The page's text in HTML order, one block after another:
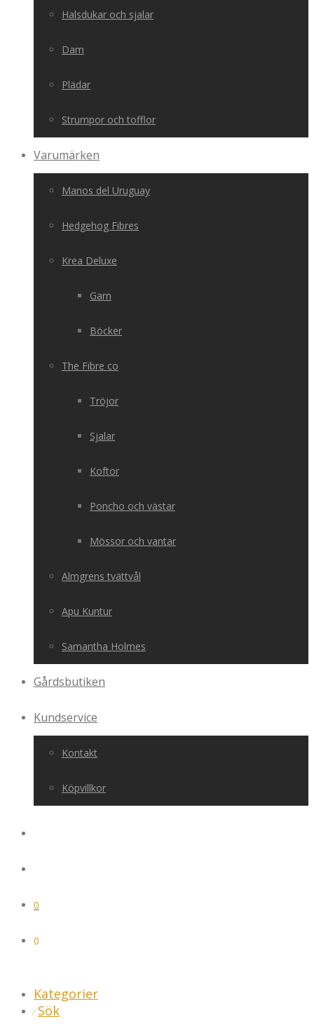
Halsdukar och sjalar
Dam
Plädar
Strumpor och tofflor
Varumärken
Manos del Uruguay
Hedgehog Fibres
Krea Deluxe
Garn
Böcker
The Fibre co
Tröjor
Sjalar
Koftor
Poncho och västar
Mössor och vantar
Almgrens tvättvål
Apu Kuntur
Samantha Holmes
Gårdsbutiken
Kundservice
Kontakt
Köpvillkor
0
0
Kategorier
⁄ Sök